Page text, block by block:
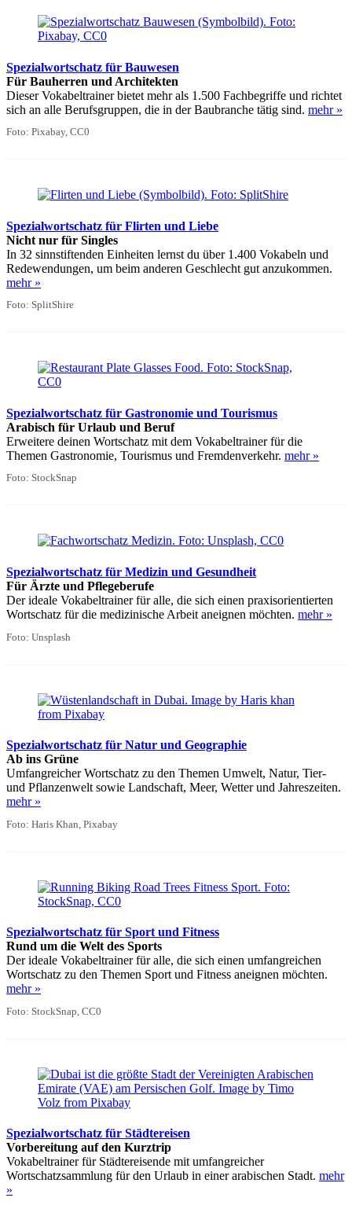
Spezialwortschatz für Bauwesen
Für Bauherren und Architekten
Dieser Vokabeltrainer bietet mehr als 1.500 Fachbegriffe und richtet
sich an alle Berufsgruppen, die in der Baubranche tätig sind. mehr »
Foto: Pixabay, CC0
Spezialwortschatz für Flirten und Liebe
Nicht nur für Singles
In 32 sinnstiftenden Einheiten lernst du über 1.400 Vokabeln und
Redewendungen, um beim anderen Geschlecht gut anzukommen.
mehr »
Foto: SplitShire
Spezialwortschatz für Gastronomie und Tourismus
Arabisch für Urlaub und Beruf
Erweitere deinen Wortschatz mit dem Vokabeltrainer für die
Themen Gastronomie, Tourismus und Fremdenverkehr. mehr »
Foto: StockSnap
Spezialwortschatz für Medizin und Gesundheit
Für Ärzte und Pflegeberufe
Der ideale Vokabeltrainer für alle, die sich einen praxisorientierten
Wortschatz für die medizinische Arbeit aneignen möchten. mehr »
Foto: Unsplash
Spezialwortschatz für Natur und Geographie
Ab ins Grüne
Umfangreicher Wortschatz zu den Themen Umwelt, Natur, Tier-
und Pflanzenwelt sowie Landschaft, Meer, Wetter und Jahreszeiten.
mehr »
Foto: Haris Khan, Pixabay
Spezialwortschatz für Sport und Fitness
Rund um die Welt des Sports
Der ideale Vokabeltrainer für alle, die sich einen umfangreichen
Wortschatz zu den Themen Sport und Fitness aneignen möchten.
mehr »
Foto: StockSnap, CC0
Spezialwortschatz für Städtereisen
Vorbereitung auf den Kurztrip
Vokabeltrainer für Städtereisende mit umfangreicher
Wortschatzsammlung für den Urlaub in einer arabischen Stadt. mehr
»